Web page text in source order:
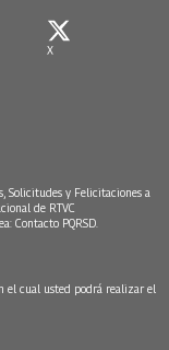
X
Solicitudes y Felicitaciones a
de RTVC
Contacto PQRSD.
el cual usted podrá realizar el